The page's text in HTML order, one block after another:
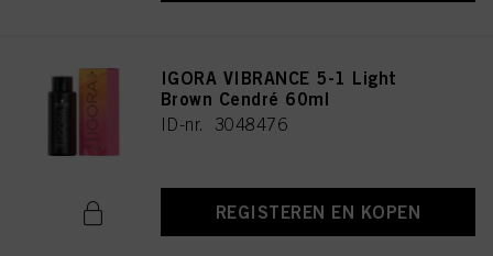
IGORA VIBRANCE 5-1 Light
Brown Cendré 60ml
ID-nr. 3048476
REGISTEREN EN KOPEN